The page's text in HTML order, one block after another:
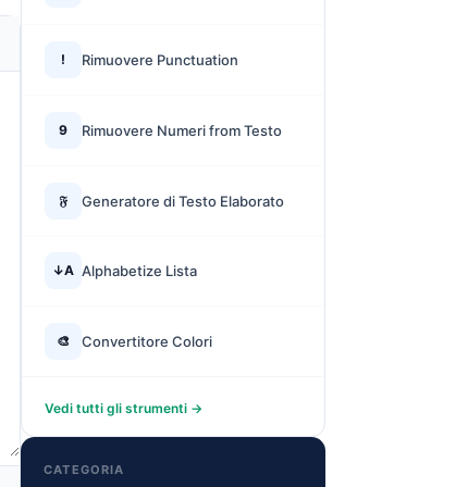
! Rimuovere Punctuation
9 Rimuovere Numeri from Testo
𝔉 Generatore di Testo Elaborato
↓A Alphabetize Lista
🎨 Convertitore Colori
Vedi tutti gli strumenti →
CATEGORIA